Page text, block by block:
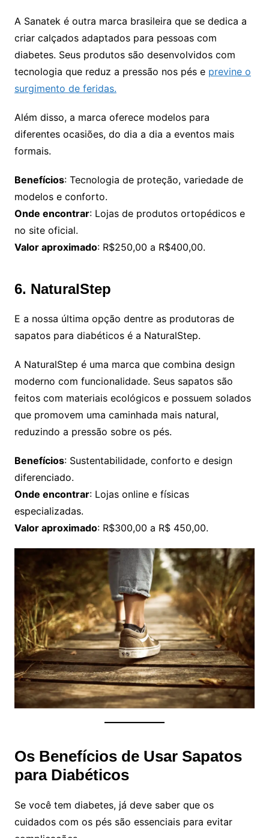
A Sanatek é outra marca brasileira que se dedica a
criar calçados adaptados para pessoas com
diabetes. Seus produtos são desenvolvidos com
tecnologia que reduz a pressão nos pés e previne o
surgimento de feridas.
Além disso, a marca oferece modelos para
diferentes ocasiões, do dia a dia a eventos mais
formais.
Benefícios: Tecnologia de proteção, variedade de
modelos e conforto.
Onde encontrar: Lojas de produtos ortopédicos e
no site oficial.
Valor aproximado: R$250,00 a R$400,00.
6. NaturalStep
E a nossa última opção dentre as produtoras de
sapatos para diabéticos é a NaturalStep.
A NaturalStep é uma marca que combina design
moderno com funcionalidade. Seus sapatos são
feitos com materiais ecológicos e possuem solados
que promovem uma caminhada mais natural,
reduzindo a pressão sobre os pés.
Benefícios: Sustentabilidade, conforto e design
diferenciado.
Onde encontrar: Lojas online e físicas
especializadas.
Valor aproximado: R$300,00 a R$ 450,00.
Os Benefícios de Usar Sapatos
para Diabéticos
Se você tem diabetes, já deve saber que os
cuidados com os pés são essenciais para evitar